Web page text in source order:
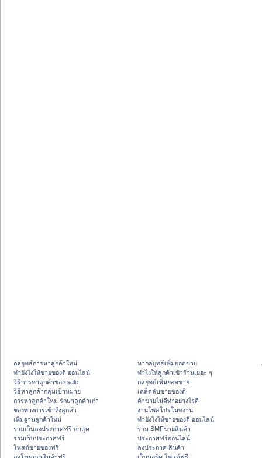
กลยุทธ์การหาลูกค้าใหม่
ทํายังไงให้ขายของดี ออนไลน์
วิธีการหาลูกค้าของ sale
วิธีหาลูกค้ากลุ่มเป้าหมาย
การหาลูกค้าใหม่ รักษาลูกค้าเก่า
ช่องทางการเข้าถึงลูกค้า
เพิ่มฐานลูกค้าใหม่
รวมเว็บลงประกาศฟรี ล่าสุด
รวมเว็บประกาศฟรี
โพสต์ขายของฟรี
หากลยุทธ์เพิ่มยอดขาย
ทําไงให้ลูกค้าเข้าร้านเยอะ ๆ
กลยุทธ์เพิ่มยอดขาย
เคล็ดลับขายของดี
ค้าขายไม่ดีทำอย่างไรดี
งานโพสโปรโมทงาน
ทํายังไงให้ขายของดี ออนไลน์
รวม SMFขายสินค้า
ประกาศฟรีออนไลน์
ลงประกาศ สินค้า